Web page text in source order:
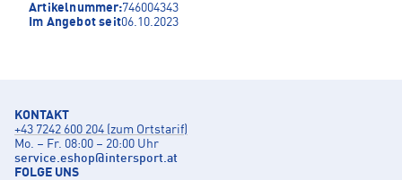
Artikelnummer:746004343
Im Angebot seit06.10.2023
KONTAKT
+43 7242 600 204 (zum Ortstarif)
Mo. – Fr. 08:00 – 20:00 Uhr
service.eshop@intersport.at
FOLGE UNS